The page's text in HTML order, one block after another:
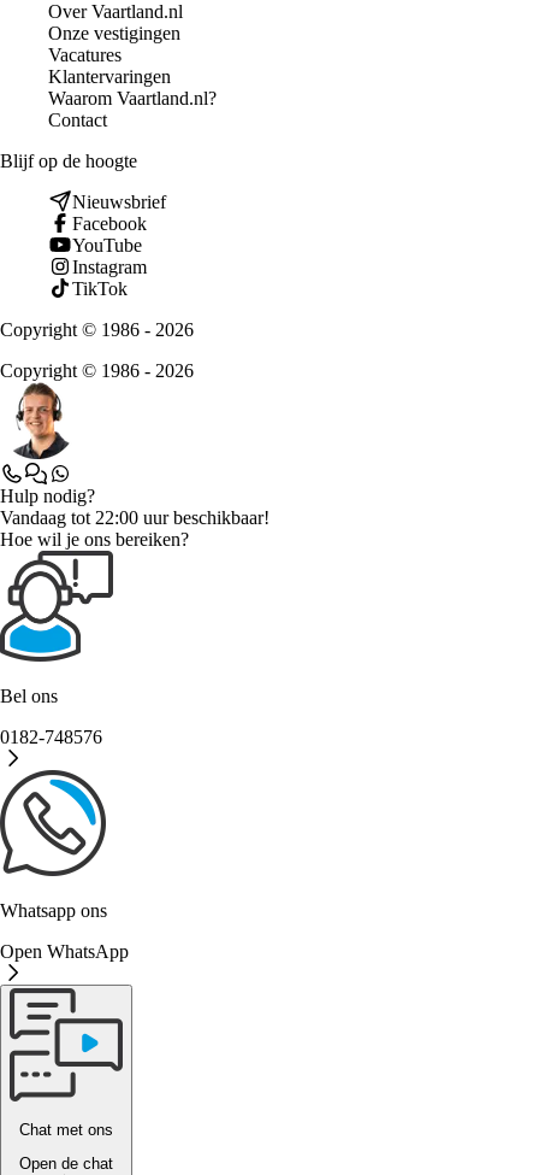
Over Vaartland.nl
Onze vestigingen
Vacatures
Klantervaringen
Waarom Vaartland.nl?
Contact
Blijf op de hoogte
Nieuwsbrief
Facebook
YouTube
Instagram
TikTok
Copyright © 1986 - 2026
Copyright © 1986 - 2026
Hulp nodig?
Vandaag tot 22:00 uur beschikbaar!
Hoe wil je ons bereiken?
Bel ons
0182-748576
Whatsapp ons
Open WhatsApp
Chat met ons
Open de chat